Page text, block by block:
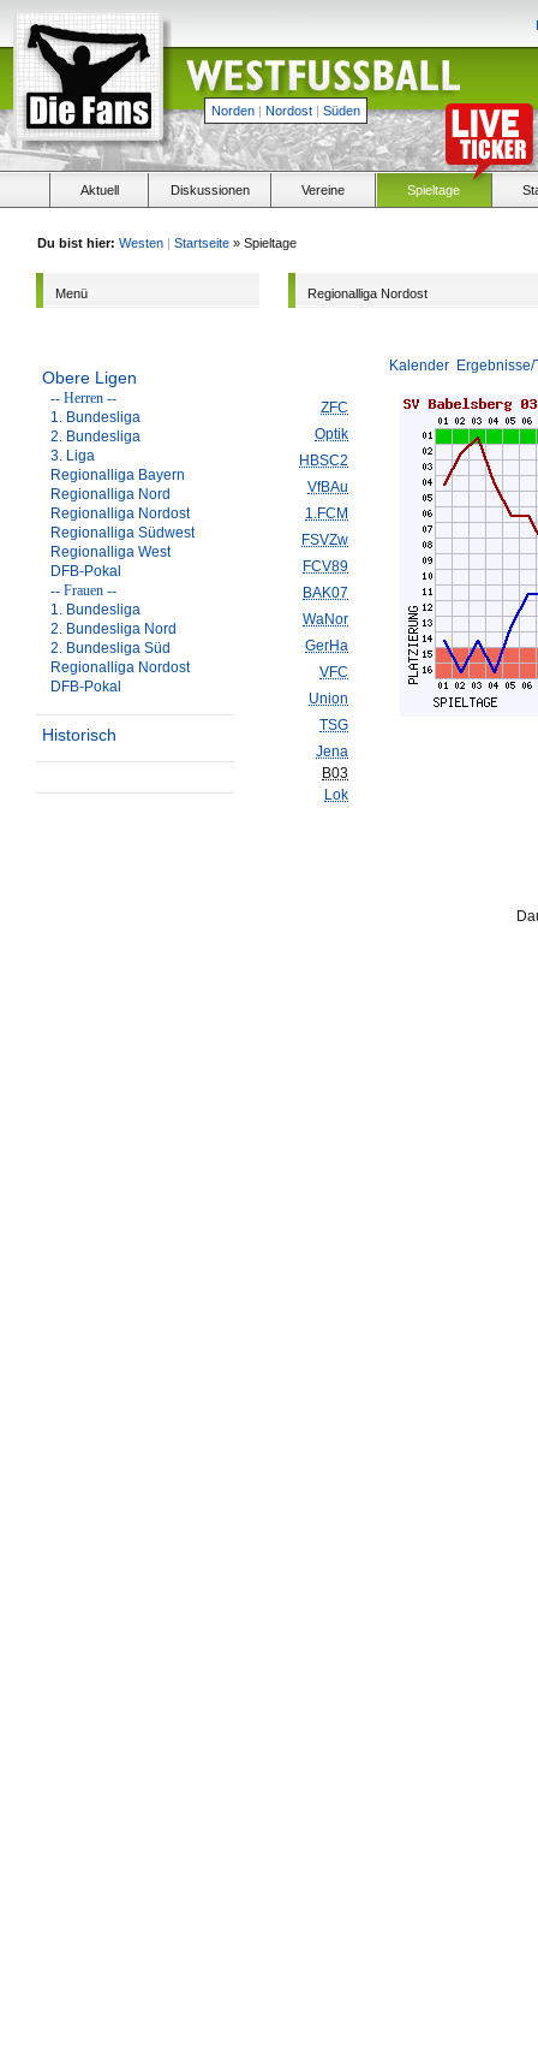
Norden | Nordost | Süden
Aktuell Diskussionen Vereine Spieltage
Du bist hier: Westen | Startseite » Spieltage
Menü
Obere Ligen
-- Herren --
1. Bundesliga
2. Bundesliga
3. Liga
Regionalliga Bayern
Regionalliga Nord
Regionalliga Nordost
Regionalliga Südwest
Regionalliga West
DFB-Pokal
-- Frauen --
1. Bundesliga
2. Bundesliga Nord
2. Bundesliga Süd
Regionalliga Nordost
DFB-Pokal
Historisch
Regionalliga Nordost
Kalender
ZFC
Optik
HBSC2
VfBAu
1.FCM
FSVZw
FCV89
BAK07
WaNor
GerHa
VFC
Union
TSG
Jena
B03
Lok